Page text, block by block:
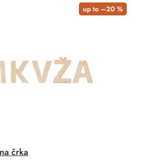
up to –20 %
črka